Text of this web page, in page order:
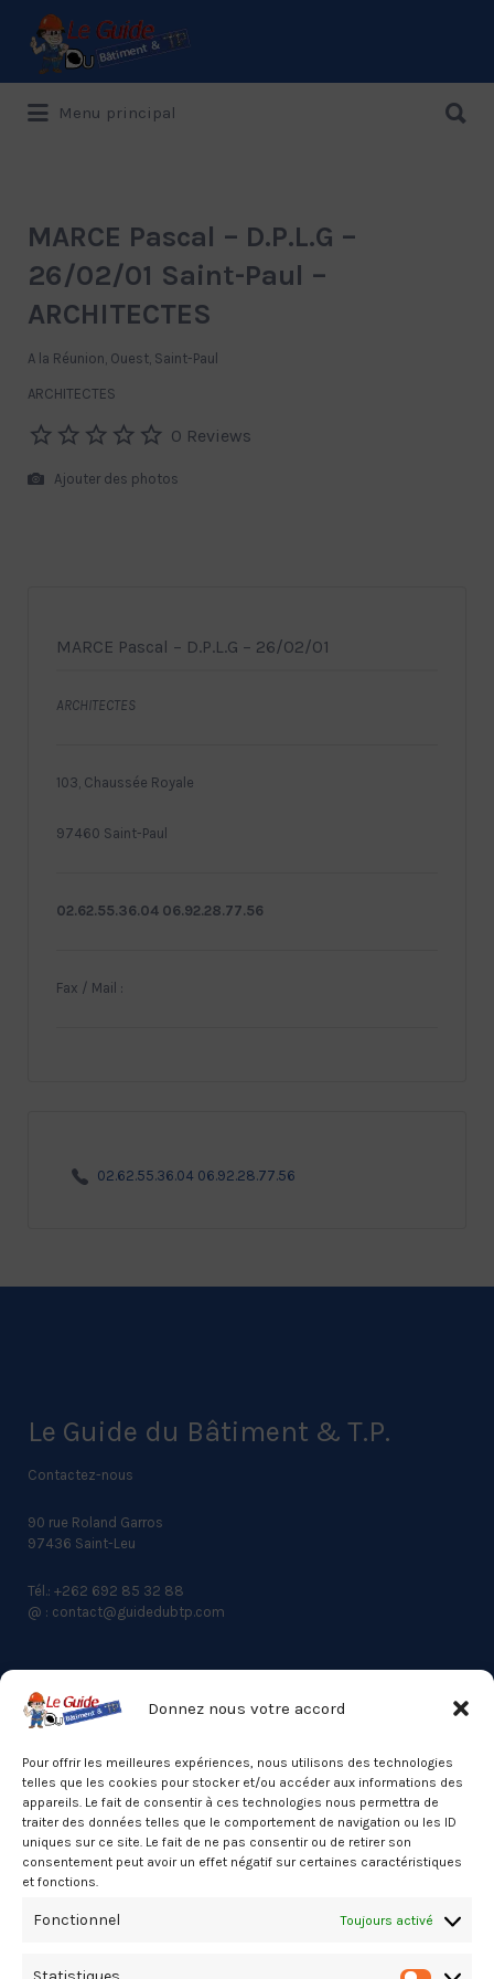
Donnez nous votre accord
Pour offrir les meilleures expériences, nous utilisons des technologies
telles que les cookies pour stocker et/ou accéder aux informations des
appareils. Le fait de consentir à ces technologies nous permettra de
traiter des données telles que le comportement de navigation ou les ID
uniques sur ce site. Le fait de ne pas consentir ou de retirer son
consentement peut avoir un effet négatif sur certaines caractéristiques
et fonctions.
Fonctionnel Toujours activé
Le Guide de référence depuis 1995
Rechercher:
Menu principal
MARCE Pascal – D.P.L.G –
26/02/01 Saint-Paul –
ARCHITECTES
A la Réunion, Ouest, Saint-Paul
ARCHITECTES
0 Reviews
Ajouter des photos
MARCE Pascal – D.P.L.G – 26/02/01
ARCHITECTES
103, Chaussée Royale
97460 Saint-Paul
02.62.55.36.04 06.92.28.77.56
Fax / Mail :
02.62.55.36.04 06.92.28.77.56
Le Guide du Bâtiment & T.P.
Contactez-nous
90 rue Roland Garros
97436 Saint-Leu
Tél.: +262 692 85 32 88
@ : contact@guidedubtp.com
ACCES RAPIDE
Actualités du BTP
Annuaire
Besoin d’un professionnel ?
Mentions légales